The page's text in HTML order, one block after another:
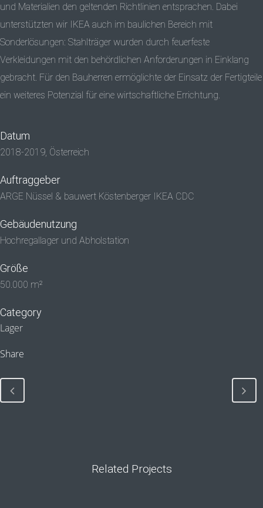
und Materialien den geltenden Richtlinien entsprachen. Dabei
unterstützten wir IKEA auch im baulichen Bereich mit
Sonderlösungen: Stahlträger wurden durch feuerfeste
Verkleidungen mit den behördlichen Anforderungen in Einklang
gebracht. Für den Bauherren ermöglichte der Einsatz der Fertigteile
ein weiteres Potenzial für eine wirtschaftliche Errichtung.
Datum
2018-2019, Österreich
Auftraggeber
ARGE Nüssel & bauwert Köstenberger IKEA CDC
Gebäudenutzung
Hochregallager und Abholstation
Größe
50.000 m²
Category
Lager
Share
Related Projects